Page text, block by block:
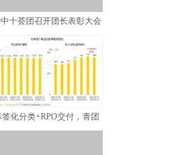
十荟团召开团长表彰大会
践行民生企业社会责任
签化分类+RPO交付，青团